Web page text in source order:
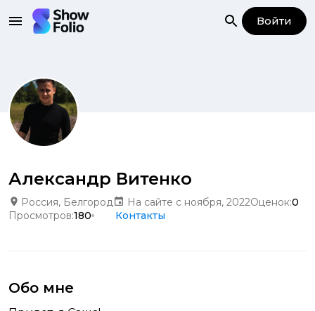
Войти
Александр Витенко
Россия, Белгород На сайте с ноября, 2022Оценок:0
Просмотров:180 Контакты
Обо мне